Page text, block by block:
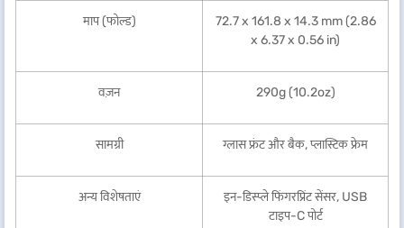
माप (फोल्ड)
72.7 x 161.8 x 14.3 mm (2.86
x 6.37 x 0.56 in)
वज़न 290g (10.2oz)
सामग्री ग्लास फ्रंट और बैक, प्लास्टिक फ्रेम
अन्य विशेषताएं
इन-डिस्प्ले फिंगरप्रिंट सेंसर, USB
टाइप-C पोर्ट